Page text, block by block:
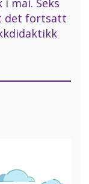
mai. Seks
det fortsatt